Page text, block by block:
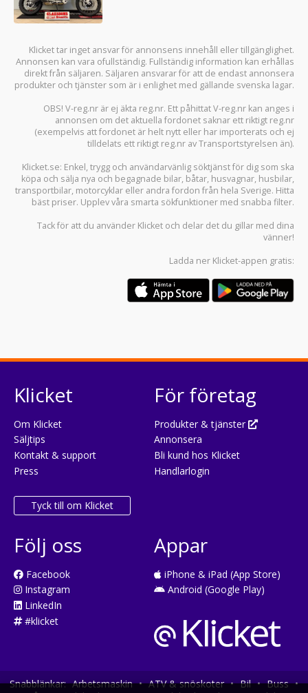
Klicket tar inget ansvar för annonsens innehåll eller tillgänglighet.
Annonsen kan vara ofullständig. Fullständig information kan erhållas
direkt från säljaren. Säljaren ansvarar för att de endast annonsera
produkter och tjänster som är i enlighet med gällande svenska lagar.
OBS! V-reg.nr är ej äkta reg.nr. Ett påhittat V-reg.nr kan anges i
annonsen om det aktuella fordonet saknar ett riktigt reg.nr
(exempelvis att fordonet är helt nytt eller har importerats och ej
tilldelats ett riktigt reg.nr av Transportstyrelsen än).
Klicket.se: Enkel, trygg och användarvänlig söktjänst för dig som ska
köpa och sälja nya och begagnade bilar, båtar, husvagnar, husbilar,
transportbilar, motorcyklar eller andra fordon från hela Sverige. Hitta
bäst priser. Upplev våra smarta sökfunktioner med snabba filter.
Tack för att du använder Klicket och delar det du gillar med dina
vänner!
Ladda ner Klicket-appen gratis:
Klicket
Om Klicket
Säljtips
Kontakt & support
Press
Tyck till om Klicket
För företag
Produkter & tjänster
Annonsera
Bli kund hos Klicket
Handlarlogin
Följ oss
Facebook
Instagram
LinkedIn
#klicket
Appar
iPhone & iPad (App Store)
Android (Google Play)
Snabblänkar: Arbetsmaskin • ATV & snöskoter • Bil • Buss •